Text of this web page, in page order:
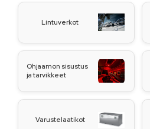
Lintuverkot
Ohjaamon sisustus
ja tarvikkeet
Varustelaatikot